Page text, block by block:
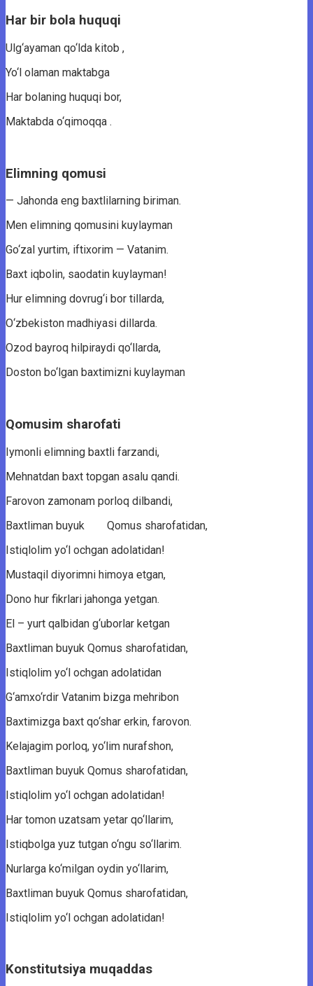
Har bir bola huquqi
Ulg‘ayaman qo‘lda kitob ,
Yo‘l olaman maktabga
Har bolaning huquqi bor,
Maktabda o‘qimoqqa .
Elimning qomusi
— Jahonda eng baxtlilarning biriman.
Men elimning qomusini kuylayman
Go‘zal yurtim, iftixorim — Vatanim.
Baxt iqbolin, saodatin kuylayman!
Hur elimning dovrug‘i bor tillarda,
O‘zbekiston madhiyasi dillarda.
Ozod bayroq hilpiraydi qo‘llarda,
Doston bo‘lgan baxtimizni kuylayman
Qomusim sharofati
Iymonli elimning baxtli farzandi,
Mehnatdan baxt topgan asalu qandi.
Farovon zamonam porloq dilbandi,
Baxtliman buyuk Qomus sharofatidan,
Istiqlolim yo‘l ochgan adolatidan!
Mustaqil diyorimni himoya etgan,
Dono hur fikrlari jahonga yetgan.
El – yurt qalbidan g‘uborlar ketgan
Baxtliman buyuk Qomus sharofatidan,
Istiqlolim yo‘l ochgan adolatidan
G‘amxo‘rdir Vatanim bizga mehribon
Baxtimizga baxt qo‘shar erkin, farovon.
Kelajagim porloq, yo‘lim nurafshon,
Baxtliman buyuk Qomus sharofatidan,
Istiqlolim yo‘l ochgan adolatidan!
Har tomon uzatsam yetar qo‘llarim,
Istiqbolga yuz tutgan o‘ngu so‘llarim.
Nurlarga ko‘milgan oydin yo‘llarim,
Baxtliman buyuk Qomus sharofatidan,
Istiqlolim yo‘l ochgan adolatidan!
Konstitutsiya muqaddas